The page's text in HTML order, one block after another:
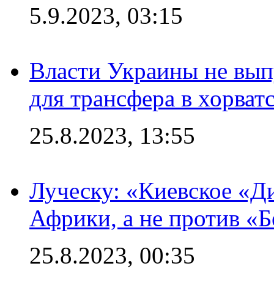
5.9.2023, 03:15
Власти Украины не
для трансфера в
25.8.2023, 13:55
Луческу: «Киевское
Африки, а не против
25.8.2023, 00:35